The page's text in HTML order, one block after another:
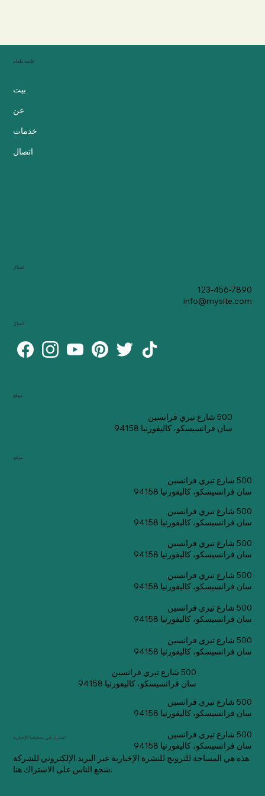
قائمة طعام
بيت
عن
خدمات
اتصال
موقع
500 شارع تيري فرانسين
سان فرانسيسكو، كاليفورنيا 94158
موقع
500 شارع تيري فرانسين
سان فرانسيسكو، كاليفورنيا 94158
500 شارع تيري فرانسين
سان فرانسيسكو، كاليفورنيا 94158
500 شارع تيري فرانسين
سان فرانسيسكو، كاليفورنيا 94158
500 شارع تيري فرانسين
سان فرانسيسكو، كاليفورنيا 94158
500 شارع تيري فرانسين
سان فرانسيسكو، كاليفورنيا 94158
500 شارع تيري فرانسين
سان فرانسيسكو، كاليفورنيا 94158
500 شارع تيري فرانسين
سان فرانسيسكو، كاليفورنيا 94158
500 شارع تيري فرانسين
سان فرانسيسكو، كاليفورنيا 94158
500 شارع تيري فرانسين
سان فرانسيسكو، كاليفورنيا 94158
اتصال
123-456-7890
info@mysite.com
اتصال
اشترك في صحيفتنا الإخبارية
هذه هي المساحة للترويج للنشرة الإخبارية عبر البريد الإلكتروني للشركة.
شجع الناس على الاشتراك هنا.